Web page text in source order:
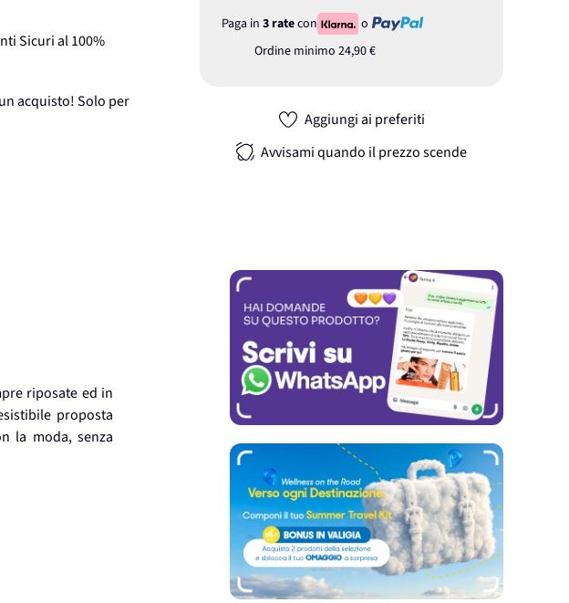
Paga in 3 ratecon
o
Ordine minimo 24,90 €
Aggiungi ai preferiti
Avvisami quando il prezzo scende
Sicuri al 100%
acquisto! Solo per
riposate ed in
proposta
la moda, senza